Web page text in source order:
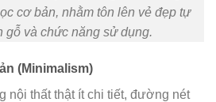
cơ bản, nhằm tôn lên vẻ đẹp tự
gỗ và chức năng sử dụng.
(Minimalism)
nội thất thật ít chi tiết, đường nét